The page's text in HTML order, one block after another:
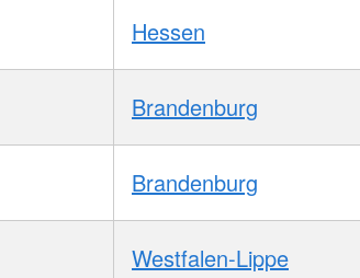
Hessen
Brandenburg
Brandenburg
Westfalen-Lippe